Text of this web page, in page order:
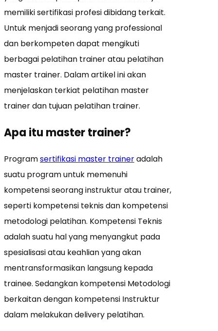
memiliki sertifikasi profesi dibidang terkait.
Untuk menjadi seorang yang professional
dan berkompeten dapat mengikuti
berbagai pelatihan trainer atau pelatihan
master trainer. Dalam artikel ini akan
menjelaskan terkiat pelatihan master
trainer dan tujuan pelatihan trainer.
Apa itu master trainer?
Programsertifikasi master traineradalah
suatu program untuk memenuhi
kompetensi seorang instruktur atau trainer,
seperti kompetensi teknis dan kompetensi
metodologi pelatihan. Kompetensi Teknis
adalah suatu hal yang menyangkut pada
spesialisasi atau keahlian yang akan
mentransformasikan langsung kepada
trainee. Sedangkan kompetensi Metodologi
berkaitan dengan kompetensi Instruktur
dalam melakukan delivery pelatihan.